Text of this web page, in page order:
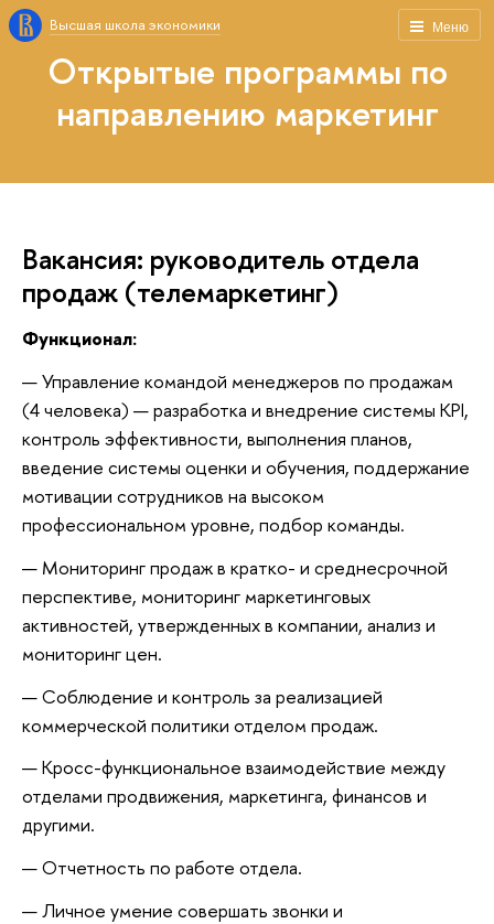
Меню
Высшая школа экономики
Открытые программы по
направлению маркетинг
Вакансия: руководитель отдела
продаж (телемаркетинг)
Функционал:
Управление командой менеджеров по продажам
(4 человека) — разработка и внедрение системы KPI,
контроль эффективности, выполнения планов,
введение системы оценки и обучения, поддержание
мотивации сотрудников на высоком
профессиональном уровне, подбор команды.
Мониторинг продаж в кратко- и среднесрочной
перспективе, мониторинг маркетинговых
активностей, утвержденных в компании, анализ и
мониторинг цен.
Соблюдение и контроль за реализацией
коммерческой политики отделом продаж.
Кросс-функциональное взаимодействие между
отделами продвижения, маркетинга, финансов и
другими.
Отчетность по работе отдела.
Личное умение совершать звонки и